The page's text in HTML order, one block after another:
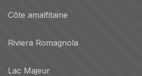
Côte amalfitaine
Riviera Romagnola
Lac Majeur